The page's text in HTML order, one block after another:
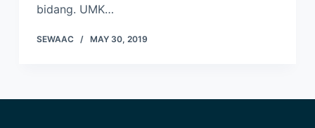
bidang. UMK…
SEWAAC MAY 30, 2019